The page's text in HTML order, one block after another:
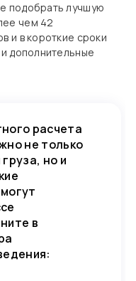
подобрать лучшую
чем 42
и в короткие сроки
дополнительные
расчета
не только
но и
в